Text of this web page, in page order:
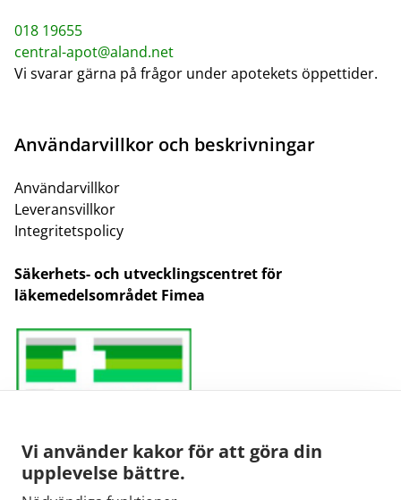
Vi använder kakor för att göra din
upplevelse bättre.
018 19655
central-apot@aland.net
Vi svarar gärna på frågor under apotekets öppettider.
Användarvillkor och beskrivningar
Användarvillkor
Leveransvillkor
Integritetspolicy
Säkerhets- och utvecklingscentret för
läkemedelsområdet Fimea